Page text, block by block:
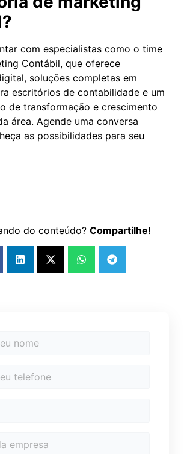
com especialistas como o time
Contábil, que oferece
soluções completas em
escritórios de contabilidade e um
de transformação e crescimento
área. Agende uma conversa
as possibilidades para seu
do conteúdo? Compartilhe!